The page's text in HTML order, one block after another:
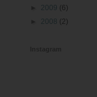
2009 (6)
2008 (2)